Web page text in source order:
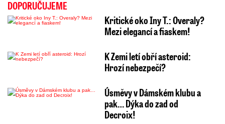
DOPORUČUJEME
Kritické oko Iny T.: Overaly?
Mezi elegancí a fiaskem!
K Zemi letí obří asteroid:
Hrozí nebezpečí?
Úsměvy v Dámském klubu a
pak… Dýka do zad od
Decroix!